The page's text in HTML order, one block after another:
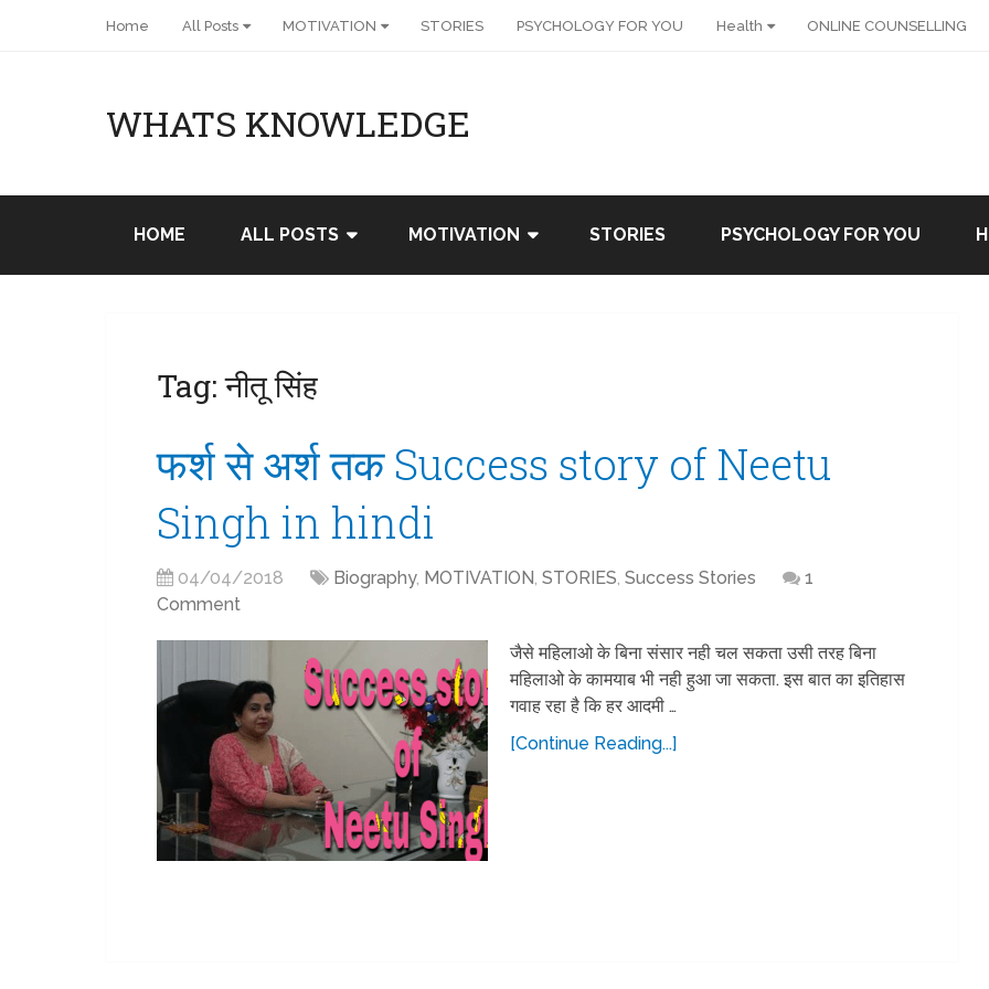
Home All Posts MOTIVATION STORIES PSYCHOLOGY FOR YOU Health ONLINE COUNSELLING
WHATS KNOWLEDGE
HOME ALL POSTS MOTIVATION STORIES PSYCHOLOGY FOR YOU
Tag:नीतू सिंह
फर्श से अर्श तक Success story of Neetu
Singh in hindi
04/04/2018 Biography, MOTIVATION, STORIES, Success Stories
1
Comment
जैसे महिलाओ के बिना संसार नही चल सकता उसी तरह बिना
महिलाओ के कामयाब भी नही हुआ जा सकता. इस बात का इतिहास
गवाह रहा है कि हर आदमी …
[Continue Reading...]